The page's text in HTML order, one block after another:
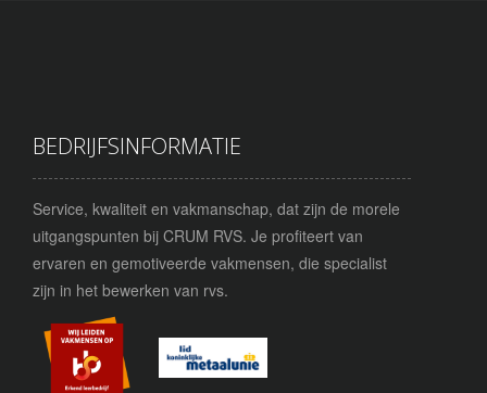
BEDRIJFSINFORMATIE
Service, kwaliteit en vakmanschap, dat zijn de morele
uitgangspunten bij CRUM RVS. Je profiteert van
ervaren en gemotiveerde vakmensen, die specialist
zijn in het bewerken van rvs.